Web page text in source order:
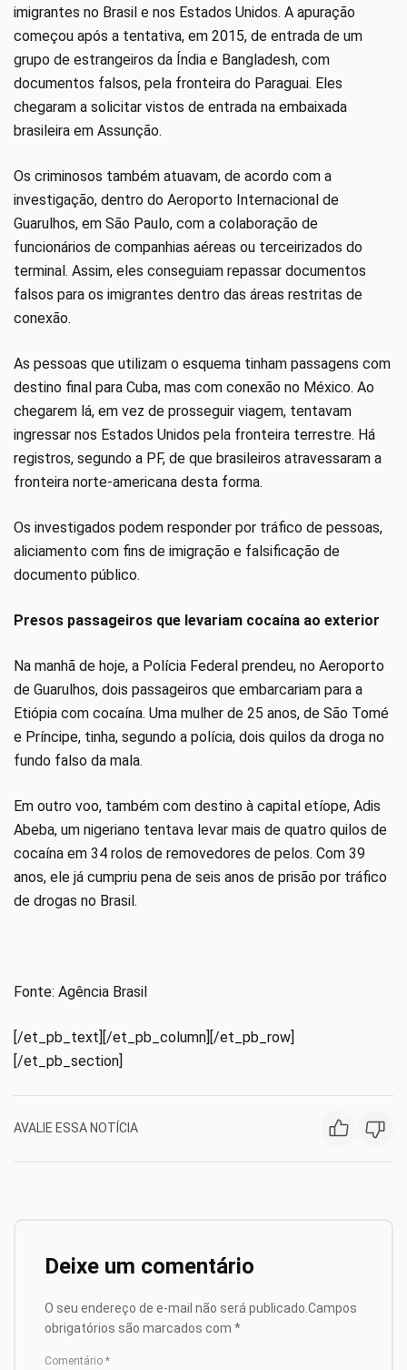
imigrantes no Brasil e nos Estados Unidos. A apuração
começou após a tentativa, em 2015, de entrada de um
grupo de estrangeiros da Índia e Bangladesh, com
documentos falsos, pela fronteira do Paraguai. Eles
chegaram a solicitar vistos de entrada na embaixada
brasileira em Assunção.
Os criminosos também atuavam, de acordo com a
investigação, dentro do Aeroporto Internacional de
Guarulhos, em São Paulo, com a colaboração de
funcionários de companhias aéreas ou terceirizados do
terminal. Assim, eles conseguiam repassar documentos
falsos para os imigrantes dentro das áreas restritas de
conexão.
As pessoas que utilizam o esquema tinham passagens com
destino final para Cuba, mas com conexão no México. Ao
chegarem lá, em vez de prosseguir viagem, tentavam
ingressar nos Estados Unidos pela fronteira terrestre. Há
registros, segundo a PF, de que brasileiros atravessaram a
fronteira norte-americana desta forma.
Os investigados podem responder por tráfico de pessoas,
aliciamento com fins de imigração e falsificação de
documento público.
Presos passageiros que levariam cocaína ao exterior
Na manhã de hoje, a Polícia Federal prendeu, no Aeroporto
de Guarulhos, dois passageiros que embarcariam para a
Etiópia com cocaína. Uma mulher de 25 anos, de São Tomé
e Príncipe, tinha, segundo a polícia, dois quilos da droga no
fundo falso da mala.
Em outro voo, também com destino à capital etíope, Adis
Abeba, um nigeriano tentava levar mais de quatro quilos de
cocaína em 34 rolos de removedores de pelos. Com 39
anos, ele já cumpriu pena de seis anos de prisão por tráfico
de drogas no Brasil.
Fonte: Agência Brasil
[/et_pb_text][/et_pb_column][/et_pb_row]
[/et_pb_section]
AVALIE ESSA NOTÍCIA
Deixe um comentário
O seu endereço de e-mail não será publicado. Campos
obrigatórios são marcados com *
Comentário *